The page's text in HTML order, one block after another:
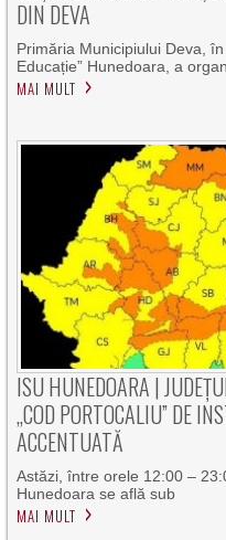
DIN DEVA
Primăria Municipiului Deva,
Educație” Hunedoara, a
MAI MULT
ISU HUNEDOARA |
„COD PORTOCALIU” DE
ACCENTUATĂ
Astăzi, între orele 12:00 –
Hunedoara se află sub
MAI MULT